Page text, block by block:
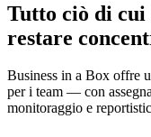
Tutto ciò di cui
restare
Business in a Box offre
per i team — con
monitoraggio e